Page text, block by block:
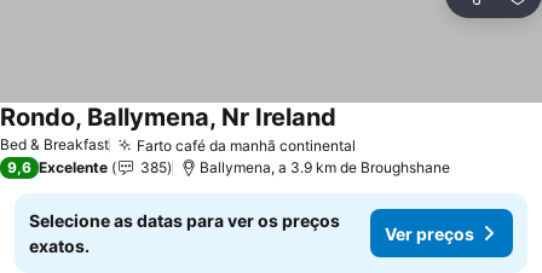
Partilhar
Bed & Breakfast Farto café da manhã continental
Rondo, Ballymena, Nr Ireland
9,6 Excelente 385 Ballymena, a 3.9 km de Broughshane
Selecione as datas para ver os preços
exatos.
Ver preços